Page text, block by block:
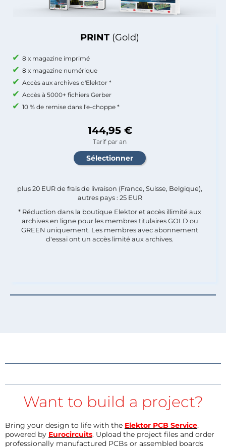
PRINT (Gold)
8 x magazine imprimé
8 x magazine numérique
Accès aux archives d'Elektor *
Accès à 5000+ fichiers Gerber
10 % de remise dans l'e-choppe *
144,95 €
Tarif par an
plus 20 EUR de frais de livraison (France, Suisse, Belgique),
autres pays : 25 EUR
* Réduction dans la boutique Elektor et accès illimité aux
archives en ligne pour les membres titulaires GOLD ou
GREEN uniquement. Les membres avec abonnement
d'essai ont un accès limité aux archives.
Want to build a project?
Bring your design to life with the Elektor PCB Service,
powered by Eurocircuits. Upload the project files and order
professionally manufactured PCBs or assembled boards